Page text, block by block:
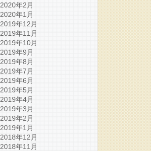
2020年2月
2020年1月
2019年12月
2019年11月
2019年10月
2019年9月
2019年8月
2019年7月
2019年6月
2019年5月
2019年4月
2019年3月
2019年2月
2019年1月
2018年12月
2018年11月